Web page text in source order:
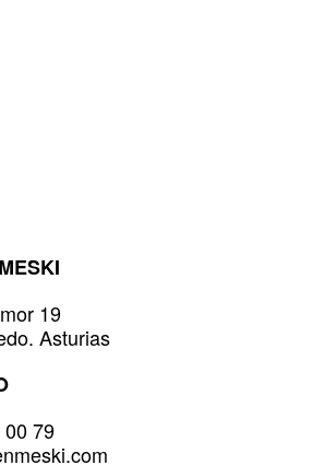
19
Asturias
79